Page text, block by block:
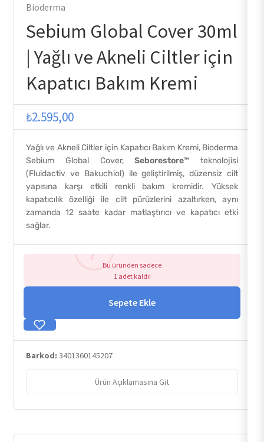
Bioderma
Sebium Global Cover 30ml
| Yağlı ve Akneli Ciltler için
Kapatıcı Bakım Kremi
₺2.595,00
Yağlı ve Akneli Ciltler için Kapatıcı Bakım Kremi, Bioderma
Sebium Global Cover,Seborestore™ teknolojisi
(Fluidactiv ve Bakuchiol) ile geliştirilmiş, düzensiz cilt
yapısına karşı etkili renkli bakım kremidir. Yüksek
kapatıcılık özelliği ile cilt pürüzlerini azaltırken, aynı
zamanda 12 saate kadar matlaştırıcı ve kapatıcı etki
sağlar.
Bu üründen sadece
1 adet kaldı!
Sepete Ekle
Barkod: 3401360145207
Ürün Açıklamasına Git